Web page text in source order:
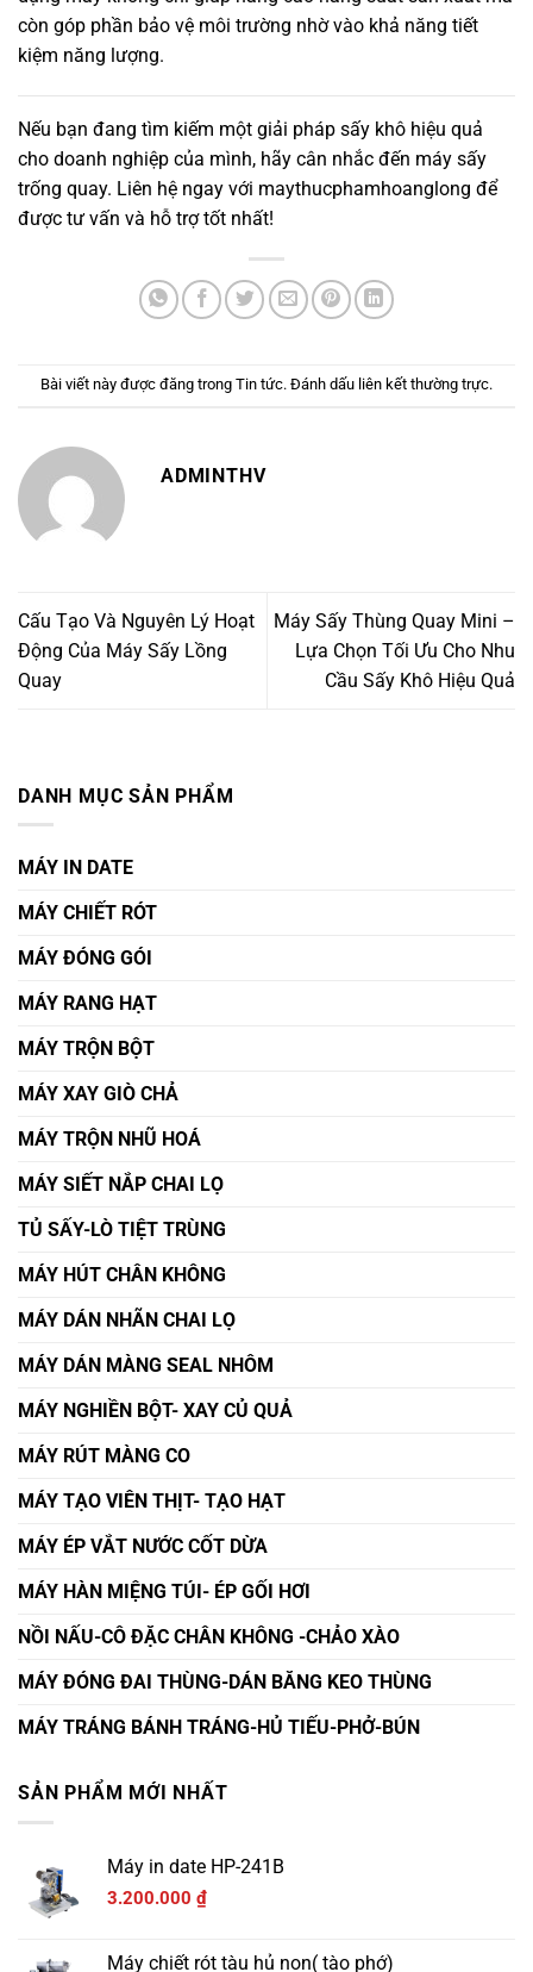
còn góp phần bảo vệ môi trường nhờ vào khả năng tiết
kiệm năng lượng.
Nếu bạn đang tìm kiếm một giải pháp sấy khô hiệu quả
cho doanh nghiệp của mình, hãy cân nhắc đến máy sấy
trống quay. Liên hệ ngay với maythucphamhoanglong để
được tư vấn và hỗ trợ tốt nhất!
Bài viết này được đăng trong Tin tức. Đánh dấu liên kết thường trực.
ADMINTHV
Cấu Tạo Và Nguyên Lý Hoạt
Động Của Máy Sấy Lồng
Quay
Máy Sấy Thùng Quay Mini –
Lựa Chọn Tối Ưu Cho Nhu
Cầu Sấy Khô Hiệu Quả
DANH MỤC SẢN PHẨM
MÁY IN DATE
MÁY CHIẾT RÓT
MÁY ĐÓNG GÓI
MÁY RANG HẠT
MÁY TRỘN BỘT
MÁY XAY GIÒ CHẢ
MÁY TRỘN NHŨ HOÁ
MÁY SIẾT NẮP CHAI LỌ
TỦ SẤY-LÒ TIỆT TRÙNG
MÁY HÚT CHÂN KHÔNG
MÁY DÁN NHÃN CHAI LỌ
MÁY DÁN MÀNG SEAL NHÔM
MÁY NGHIỀN BỘT- XAY CỦ QUẢ
MÁY RÚT MÀNG CO
MÁY TẠO VIÊN THỊT- TẠO HẠT
MÁY ÉP VẮT NƯỚC CỐT DỪA
MÁY HÀN MIỆNG TÚI- ÉP GỐI HƠI
NỒI NẤU-CÔ ĐẶC CHÂN KHÔNG -CHẢO XÀO
MÁY ĐÓNG ĐAI THÙNG-DÁN BĂNG KEO THÙNG
MÁY TRÁNG BÁNH TRÁNG-HỦ TIẾU-PHỞ-BÚN
SẢN PHẨM MỚI NHẤT
Máy in date HP-241B
3.200.000 ₫
Máy chiết rót tàu hủ non( tào phớ)